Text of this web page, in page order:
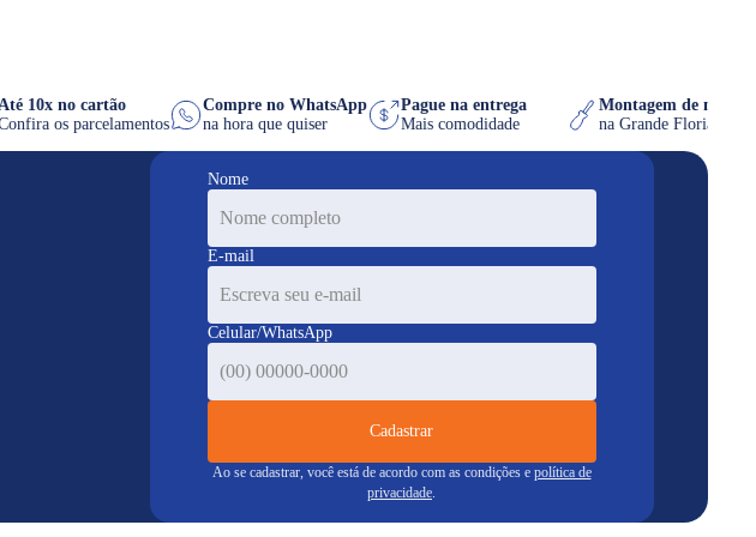
Até 10x no cartão
Confira os parcelamentos
Compre no WhatsApp
na hora que quiser
Pague na entrega
Mais comodidade
Montagem de
na Grande
Nome
E-mail
Celular/WhatsApp
Cadastrar
Ao se cadastrar, você está de acordo com as condições e política de
privacidade.